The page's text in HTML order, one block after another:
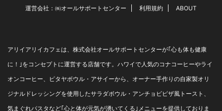
がらない、とても怖がる・・
時は エマージェンシーを飲用
ズワートをお試しください。
気分がふさぎがち、敏感にな
運営会社：㈱オールサポートセンター 利用規約 ABOUT
アリイアリイカフェは、株式会社オールサポートセンターが｢心も体も健康
に！｣をコンセプトに運営する店舗です。ハワイで人気のコナコーヒーやライ
オンコーヒー、ピタヤボウル・アサイーから、オーナー手作りの自家製オリ
ジナルドレッシングを使用したサラダボウル・アンチョビピザ風トースト、
気まぐれパスタなど｢心と体が元気が湧いてくる｣メニューを提供しておりま